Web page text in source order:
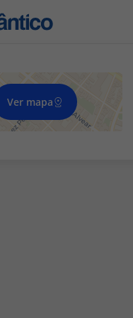
Ver mapa